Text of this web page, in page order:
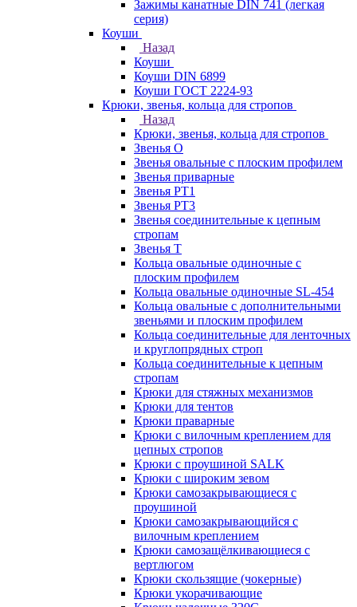
Зажимы канатные DIN 741 (легкая
серия)
Коуши
Назад
Коуши
Коуши DIN 6899
Коуши ГОСТ 2224-93
Крюки, звенья, кольца для стропов
Назад
Крюки, звенья, кольца для стропов
Звенья О
Звенья овальные с плоским профилем
Звенья приварные
Звенья РТ1
Звенья РТ3
Звенья соединительные к цепным
стропам
Звенья Т
Кольца овальные одиночные c
плоским профилем
Кольца овальные одиночные SL-454
Кольца овальные с дополнительными
звеньями и плоским профилем
Кольца соединительные для ленточных
и круглопрядных строп
Кольца соединительные к цепным
стропам
Крюки для стяжных механизмов
Крюки для тентов
Крюки праварные
Крюки с вилочным креплением для
цепных стропов
Крюки с проушиной SALK
Крюки с широким зевом
Крюки самозакрывающиеся с
проушиной
Крюки самозакрывающийся с
вилочным креплением
Крюки самозащёлкивающиеся с
вертлюгом
Крюки скользящие (чокерные)
Крюки укорачивающие